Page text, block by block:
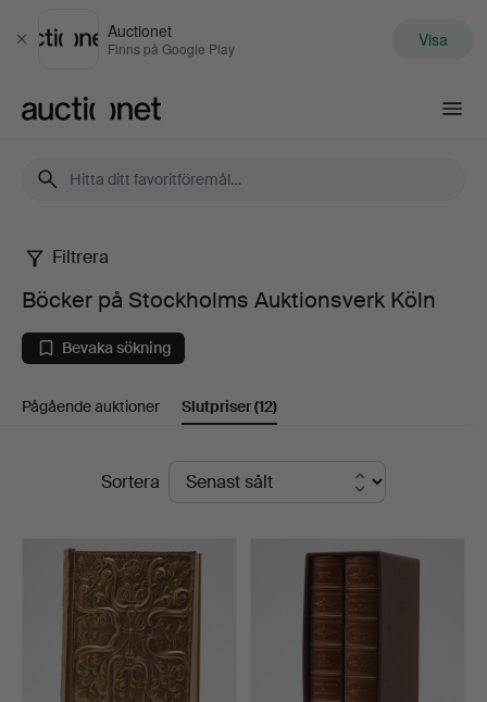
Stäng
Auctionet
Finns på Google Play Visa
Böcker
på
Stockholms
Auktionsverk
Filtrera
Böcker på Stockholms Auktionsverk Köln
Bevaka sökning
Pågående auktioner Slutpriser(12)
SlutpriserSortera